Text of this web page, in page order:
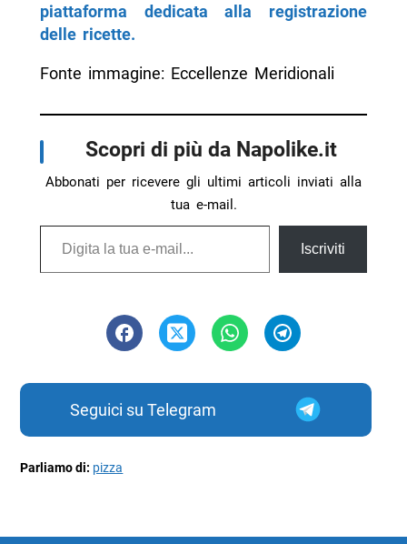
piattaforma dedicata alla registrazione
delle ricette.
Fonte immagine: Eccellenze Meridionali
Scopri di più da Napolike.it
Abbonati per ricevere gli ultimi articoli inviati alla
tua e-mail.
Digita la tua e-mail...
Iscriviti
Seguici su Telegram
Parliamo di: pizza